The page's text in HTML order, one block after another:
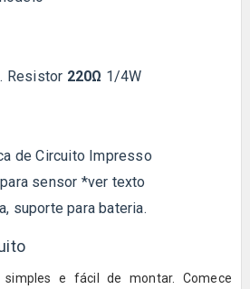
Resistor 220Ω 1/4W
de Circuito Impresso
sensor *ver texto
suporte para bateria.
e fácil de montar. Comece